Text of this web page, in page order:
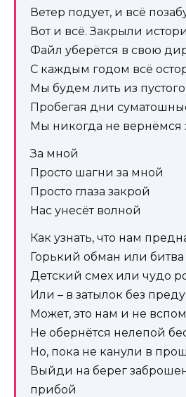
Ветер подует, и всё
Вот и всё. Закрыли
Файл уберётся в свою
С каждым годом всё
Мы будем лить из
Пробегая дни
Мы никогда не вернёмся
За мной
Просто шагни за мной
Просто глаза закрой
Нас унесёт волной
Как узнать, что нам
Горький обман или
Детский смех или чудо
Или – в затылок без
Может, это нам и не
Не обернётся нелепой
Но, пока не канули в
Выйди на берег
прибой